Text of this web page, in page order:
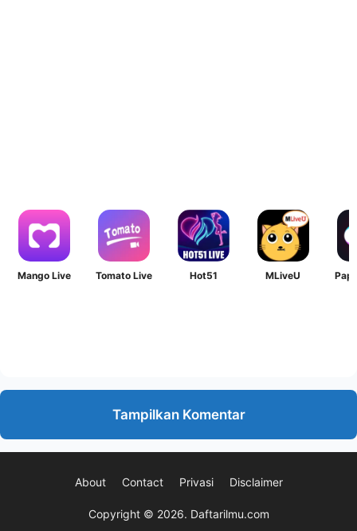
Mango Live Tomato Live Hot51 MLiveU
Tampilkan Komentar
About Contact Privasi Disclaimer
Copyright © 2026. Daftarilmu.com